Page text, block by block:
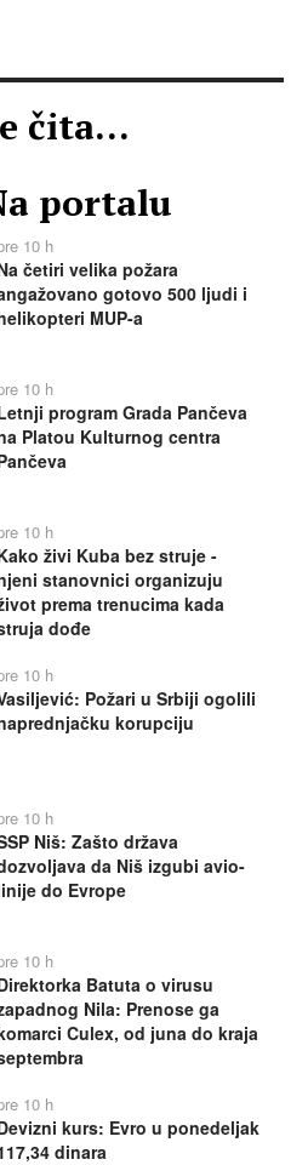
čita...
portalu
10 h
četiri velika požara
gotovo 500 ljudi i
MUP-a
10 h
program Grada Pančeva
Platou Kulturnog centra
10 h
živi Kuba bez struje -
stanovnici organizuju
prema trenucima kada
dođe
10 h
Požari u Srbiji ogolili
korupciju
10 h
Niš: Zašto država
da Niš izgubi avio-
do Evrope
10 h
Batuta o virusu
Nila: Prenose ga
Culex, od juna do kraja
10 h
kurs: Evro u ponedeljak
dinara